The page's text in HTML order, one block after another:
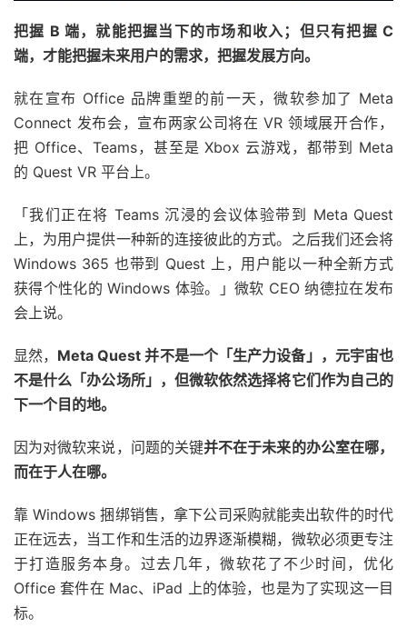
把握 B 端，就能把握当下的市场和收入；但只有把握 C
端，才能把握未来用户的需求，把握发展方向。
就在宣布 Office 品牌重塑的前一天，微软参加了 Meta
Connect 发布会，宣布两家公司将在 VR 领域展开合作，
把 Office、Teams，甚至是 Xbox 云游戏，都带到 Meta
的 Quest VR 平台上。
「我们正在将 Teams 沉浸的会议体验带到 Meta Quest
上，为用户提供一种新的连接彼此的方式。之后我们还会将
Windows 365 也带到 Quest 上，用户能以一种全新方式
获得个性化的 Windows 体验。」微软 CEO 纳德拉在发布
会上说。
显然， Meta Quest 并不是一个「生产力设备」， 元宇宙也
不是什么「办公场所」，但微软依然选择将它们作为自己的
下一个目的地。
因为对微软来说，问题的关键并不在于未来的办公室在哪，
而在于人在哪。
靠 Windows 捆绑销售，拿下公司采购就能卖出软件的时代
正在远去，当工作和生活的边界逐渐模糊，微软必须更专注
于打造服务本身。过去几年，微软花了不少时间，优化
Office 套件在 Mac、iPad 上的体验，也是为了实现这一目
标。